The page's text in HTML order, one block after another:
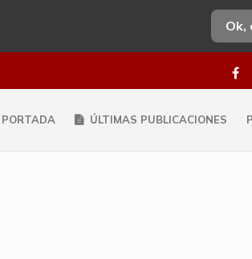
Ok,
PORTADA ÚLTIMAS PUBLICACIONES